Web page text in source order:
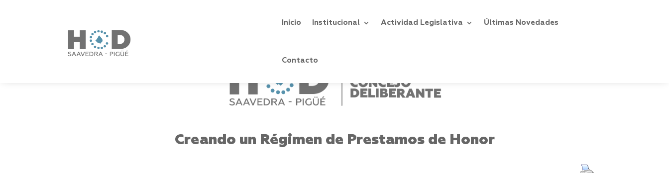
Inicio Institucional Actividad Legislativa Últimas Novedades
Contacto
Creando un Régimen de Prestamos de Honor